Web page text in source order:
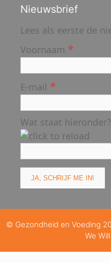
Nieuwsbrief
Lees als eerste de
Voornaam *
E-mail *
Wat staat hieronder?
© Gezondheid en Voeding
We